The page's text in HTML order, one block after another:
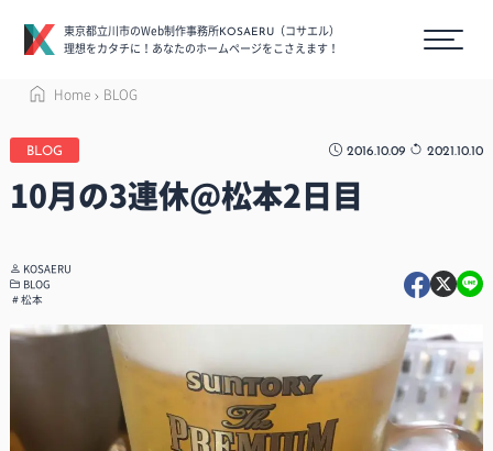
東京都立川市のWeb制作事務所KOSAERU
（コサエル）
理想をカタチに！あなたのホームページをこさえます！
Home BLOG
BLOG 2016.10.09 2021.10.10
10月の3連休@松本2日目
KOSAERU
BLOG
松本